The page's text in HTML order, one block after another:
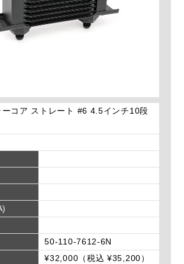
ーコア ストレート #6 4.5インチ10段
50-110-7612-6N
¥32,000（税込 ¥35,200）